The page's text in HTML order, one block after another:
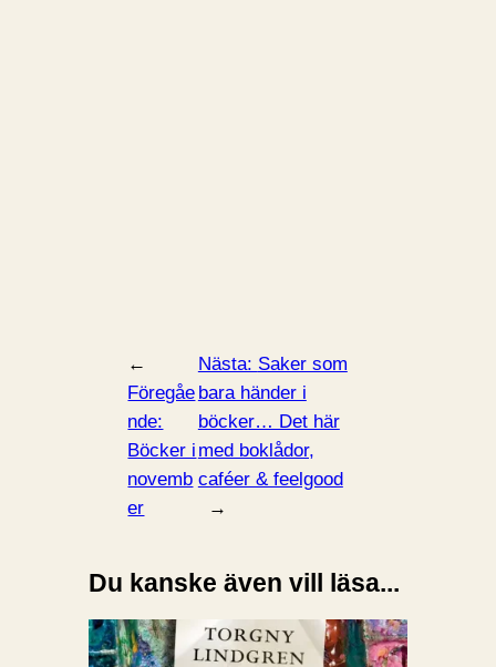
←
Föregåe
nde:
Böcker i
novemb
er
Nästa: Saker som
bara händer i
böcker… Det här
med boklådor,
caféer & feelgood
→
Du kanske även vill läsa...